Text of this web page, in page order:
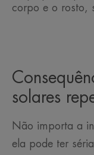
corpo e o rosto,
solares
Não importa a
ela pode ter